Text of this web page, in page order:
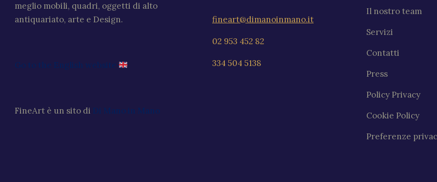
meglio mobili, quadri, oggetti di alto
antiquariato, arte e Design.
Go to the English website
FineArt è un sito di Di Mano in Mano
fineart@dimanoinmano.it
02 953 452 82
334 504 5138
Il nostro team
Servizi
Contatti
Press
Policy Privacy
Cookie Policy
Preferenze